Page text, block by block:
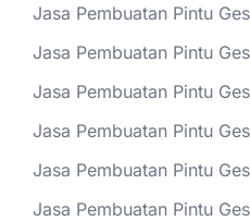
Jasa Pembuatan Pintu
Jasa Pembuatan Pintu
Jasa Pembuatan Pintu
Jasa Pembuatan Pintu
Jasa Pembuatan Pintu
Jasa Pembuatan Pintu